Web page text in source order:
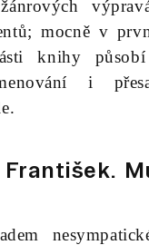
mocně v
knihy
i
František.